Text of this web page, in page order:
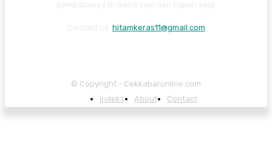
hitamkeras11@gmail.com
© Copyright - Cekkabaronline.com
Indeks
About Contact